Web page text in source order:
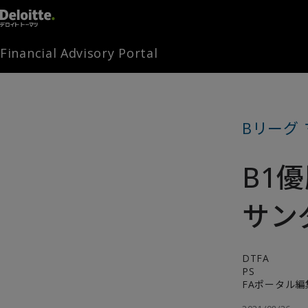
Financial Advisory Portal
Bリーグ
B1
サン
DTFA
PS
FAポータル